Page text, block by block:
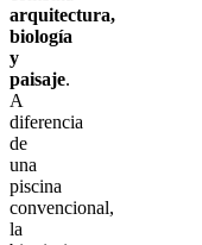
arquitectura,
biología
y
paisaje.
A
diferencia
de
una
piscina
convencional,
la